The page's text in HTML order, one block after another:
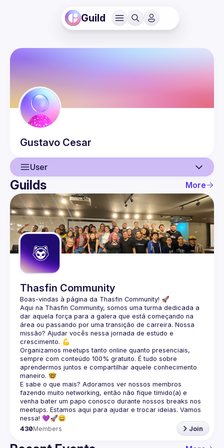
Guild
Gustavo Cesar
User
User
Events
Guilds
Guilds More
Thasfin Community
Boas-vindas à página da Thasfin Community! 🚀
Aqui na Thasfin Community, somos uma turma dedicada a
dar aquela força para a galera que está começando na
área ou passando por uma transição de carreira. Nossa
missão? Ajudar vocês nessa jornada de estudo e
crescimento. 💪
Organizamos meetups tanto online quanto presenciais,
sempre com conteúdo 100% gratuito. É tudo sobre
aprendermos juntos e compartilhar aquele conhecimento
maneiro. 🤓
E sabe o que mais? Adoramos ver nossos membros
fazendo muito networking, então não fique tímido(a) e
venha bater um papo conosco durante nossos breaks nos
meetups. Estamos aqui para ajudar e trocar ideias. Vamos
nessa! 💜🚀😄
430Members Join